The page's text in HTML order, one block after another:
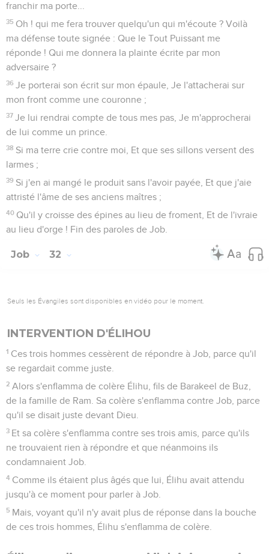
franchir ma porte...
35 Oh ! qui me fera trouver quelqu'un qui m'écoute ? Voilà
ma défense toute signée : Que le Tout Puissant me
réponde ! Qui me donnera la plainte écrite par mon
adversaire ?
36 Je porterai son écrit sur mon épaule, Je l'attacherai sur
mon front comme une couronne ;
37 Je lui rendrai compte de tous mes pas, Je m'approcherai
de lui comme un prince.
38 Si ma terre crie contre moi, Et que ses sillons versent des
larmes ;
39 Si j'en ai mangé le produit sans l'avoir payée, Et que j'aie
attristé l'âme de ses anciens maîtres ;
40 Qu'il y croisse des épines au lieu de froment, Et de l'ivraie
au lieu d'orge ! Fin des paroles de Job.
Job 32
Seuls les Évangiles sont disponibles en vidéo pour le moment.
INTERVENTION D'ÉLIHOU
1 Ces trois hommes cessèrent de répondre à Job, parce qu'il
se regardait comme juste.
2 Alors s'enflamma de colère Élihu, fils de Barakeel de Buz,
de la famille de Ram. Sa colère s'enflamma contre Job, parce
qu'il se disait juste devant Dieu.
3 Et sa colère s'enflamma contre ses trois amis, parce qu'ils
ne trouvaient rien à répondre et que néanmoins ils
condamnaient Job.
4 Comme ils étaient plus âgés que lui, Élihu avait attendu
jusqu'à ce moment pour parler à Job.
5 Mais, voyant qu'il n'y avait plus de réponse dans la bouche
de ces trois hommes, Élihu s'enflamma de colère.